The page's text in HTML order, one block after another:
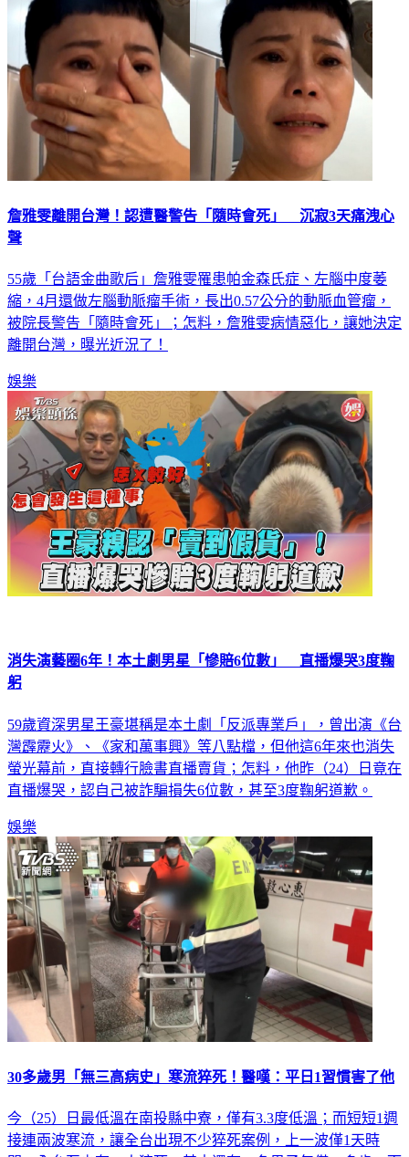
詹雅雯離開台灣！認遭醫警告「隨時會死」 沉寂3天痛洩心
聲
55歲「台語金曲歌后」詹雅雯罹患帕金森氏症、左腦中度萎
縮，4月還做左腦動脈瘤手術，長出0.57公分的動脈血管瘤，
被院長警告「隨時會死」；怎料，詹雅雯病情惡化，讓她決定
離開台灣，曝光近況了！
娛樂
消失演藝圈6年！本土劇男星「慘賠6位數」 直播爆哭3度鞠
躬
59歲資深男星王豪堪稱是本土劇「反派專業戶」，曾出演《台
灣霹靂火》、《家和萬事興》等八點檔，但他這6年來也消失
螢光幕前，直接轉行臉書直播賣貨；怎料，他昨（24）日竟在
直播爆哭，認自己被詐騙損失6位數，甚至3度鞠躬道歉。
娛樂
30多歲男「無三高病史」寒流猝死！醫嘆：平日1習慣害了他
今（25）日最低溫在南投縣中寮，僅有3.3度低溫；而短短1週
接連兩波寒流，讓全台出現不少猝死案例，上一波僅1天時